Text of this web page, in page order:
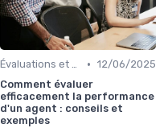
Évaluations et tests • 12/06/2025
Comment évaluer
efficacement la performance
d'un agent : conseils et
exemples